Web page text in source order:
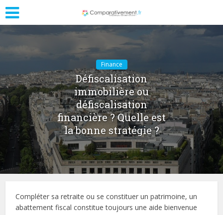
Finance
Défiscalisation
immobilière ou
défiscalisation
financière ? Quelle est
la bonne stratégie ?
Compléter sa retraite ou se constituer un patrimoine, un
abattement fiscal constitue toujours une aide bienvenue